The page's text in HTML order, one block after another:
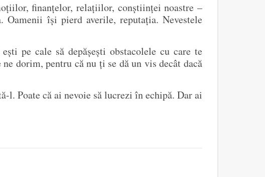
finanțelor, relațiilor, conștiinței noastre –
își pierd averile, reputația. Nevestele
pe cale să depășești obstacolele cu care te
dorim, pentru că nu ți se dă un vis decât dacă
l. Poate că ai nevoie să lucrezi în echipă. Dar ai